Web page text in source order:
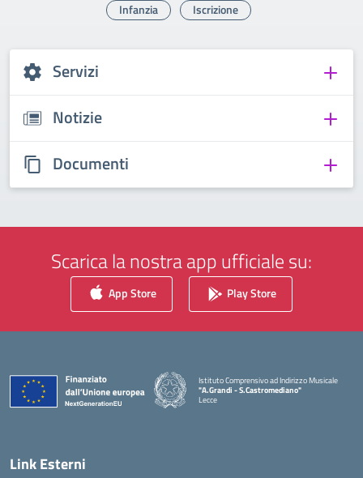
Infanzia Iscrizione
Servizi
Notizie
Documenti
Scarica la nostra app ufficiale su:
App Store Play Store
Istituto Comprensivo ad Indirizzo Musicale
"A.Grandi - S.Castromediano"
Lecce
Link Esterni